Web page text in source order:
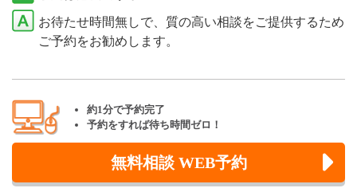
お待たせ時間無しで、質の高い相談をご提供するため
ご予約をお勧めします。
約1分で予約完了
予約をすれば待ち時間ゼロ！
無料相談 WEB予約